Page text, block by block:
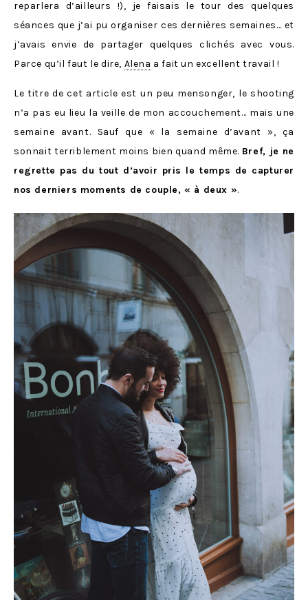
reparlera d’ailleurs !), je faisais le tour des quelques
séances que j’ai pu organiser ces dernières semaines… et
j’avais envie de partager quelques clichés avec vous.
Parce qu’il faut le dire, Alena a fait un excellent travail !
Le titre de cet article est un peu mensonger, le shooting
n’a pas eu lieu la veille de mon accouchement… mais une
semaine avant. Sauf que « la semaine d’avant », ça
sonnait terriblement moins bien quand même. Bref, je ne
regrette pas du tout d’avoir pris le temps de capturer
nos derniers moments de couple, « à deux ».